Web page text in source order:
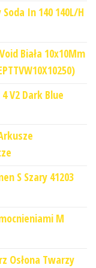
In 140 140L/H
Biała 10x10Mm
V2 Dark Blue
S Szary 41203
M
Osłona Twarzy